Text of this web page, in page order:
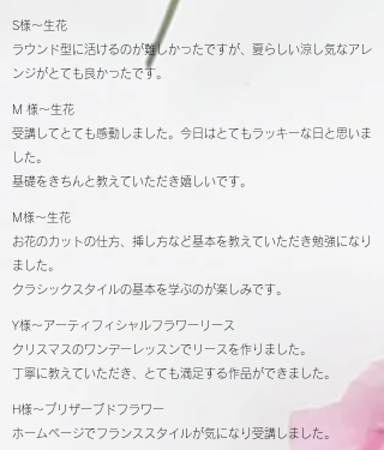
S様～生花
ラウンド型に活けるのが難しかったですが、夏らしい涼し気なアレ
ンジがとても良かったです。
M 様～生花
受講してとても感動しました。今日はとてもラッキーな日と思いま
した。
基礎をきちんと教えていただき嬉しいです。
M様～生花
お花のカットの仕方、挿し方など基本を教えていただき勉強になり
ました。
クラシックスタイルの基本を学ぶのが楽しみです。
Y様～アーティフィシャルフラワーリース
クリスマスのワンデーレッスンでリースを作りました。
丁寧に教えていただき、とても満足する作品ができました。
H様～プリザーブドフラワー
ホームページでフランススタイルが気になり受講しました。